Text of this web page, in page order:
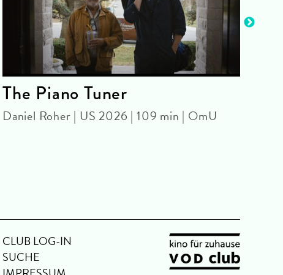
The Piano Tuner
Daniel Roher | US 2026 | 109 min | OmU
CLUB LOG-IN
SUCHE